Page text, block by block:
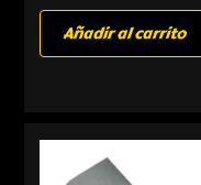
Añadir al carrito